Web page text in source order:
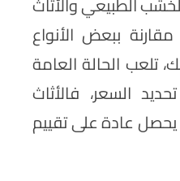
ببعض الأنواع
تلعب الحالة العامة
السعر، فالأثاث
عادة على تقييم